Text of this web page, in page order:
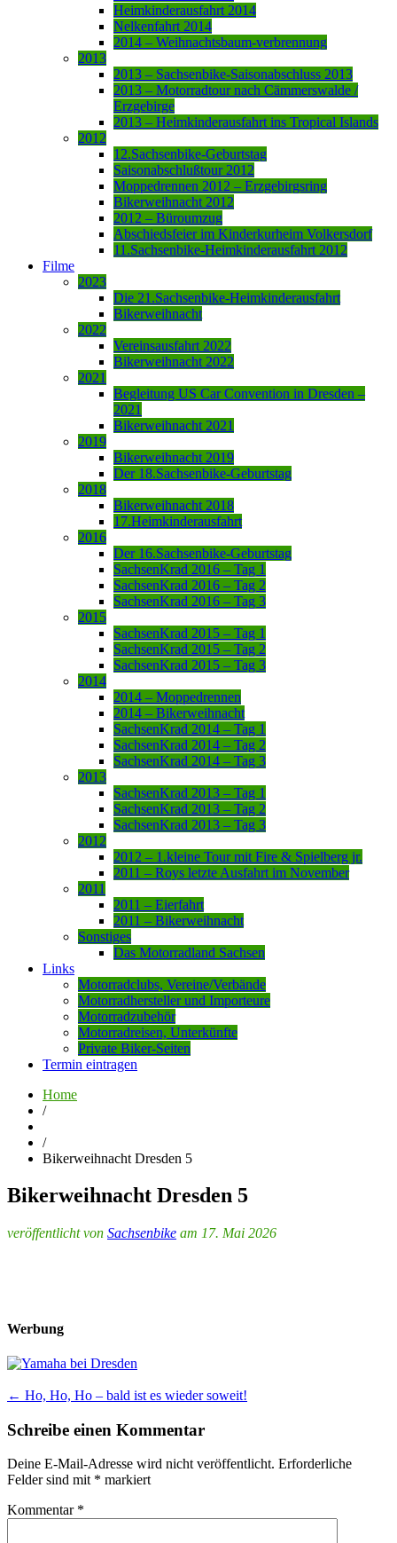
Heimkinderausfahrt 2014
Nelkenfahrt 2014
2014 – Weihnachtsbaum-verbrennung
2013
2013 – Sachsenbike-Saisonabschluss 2013
2013 – Motorradtour nach Cämmerswalde /
Erzgebirge
2013 – Heimkinderausfahrt ins Tropical Islands
2012
12.Sachsenbike-Geburtstag
Saisonabschlußtour 2012
Moppedrennen 2012 – Erzgebirgsring
Bikerweihnacht 2012
2012 – Büroumzug
Abschiedsfeier im Kinderkurheim Volkersdorf
11.Sachsenbike-Heimkinderausfahrt 2012
Filme
2023
Die 21.Sachsenbike-Heimkinderausfahrt
Bikerweihnacht
2022
Vereinsausfahrt 2022
Bikerweihnacht 2022
2021
Begleitung US Car Convention in Dresden –
2021
Bikerweihnacht 2021
2019
Bikerweihnacht 2019
Der 18.Sachsenbike-Geburtstag
2018
Bikerweihnacht 2018
17.Heimkinderausfahrt
2016
Der 16.Sachsenbike-Geburtstag
SachsenKrad 2016 – Tag 1
SachsenKrad 2016 – Tag 2
SachsenKrad 2016 – Tag 3
2015
SachsenKrad 2015 – Tag 1
SachsenKrad 2015 – Tag 2
SachsenKrad 2015 – Tag 3
2014
2014 – Moppedrennen
2014 – Bikerweihnacht
SachsenKrad 2014 – Tag 1
SachsenKrad 2014 – Tag 2
SachsenKrad 2014 – Tag 3
2013
SachsenKrad 2013 – Tag 1
SachsenKrad 2013 – Tag 2
SachsenKrad 2013 – Tag 3
2012
2012 – 1.kleine Tour mit Fire & Spielberg jr.
2011 – Roys letzte Ausfahrt im November
2011
2011 – Eierfahrt
2011 – Bikerweihnacht
Sonstiges
Das Motorradland Sachsen
Links
Motorradclubs, Vereine/Verbände
Motorradhersteller und Importeure
Motorradzubehör
Motorradreisen, Unterkünfte
Private Biker-Seiten
Termin eintragen
Home
/
/
Bikerweihnacht Dresden 5
Bikerweihnacht Dresden 5
veröffentlicht von Sachsenbike am 17. Mai 2026
Werbung
Post
navigation
← Ho, Ho, Ho – bald ist es wieder soweit!
Schreibe einen Kommentar
Deine E-Mail-Adresse wird nicht veröffentlicht. Erforderliche
Felder sind mit * markiert
Kommentar *